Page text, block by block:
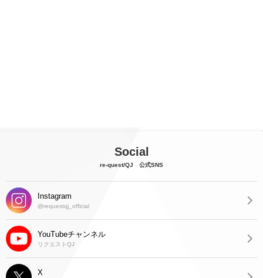
Social
re-quest/QJ 公式SNS
Instagram
@requestqj_official
YouTubeチャンネル
リクエストQJ
X